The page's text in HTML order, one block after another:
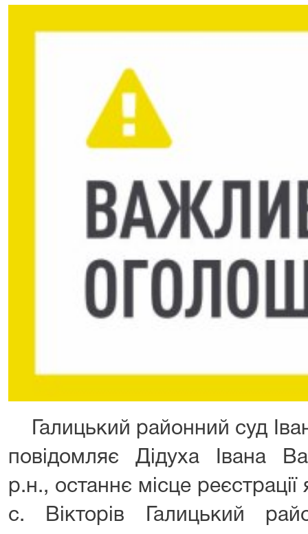
Галицький районний суд
повідомляє Дідуха Івана
р.н., останнє місце
с. Вікторів Галицький